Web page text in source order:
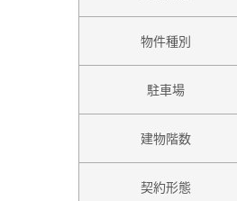
物件種別
駐車場
建物階数
契約形態